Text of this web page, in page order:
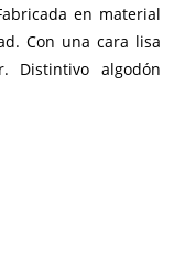
en material
Con una cara lisa
Distintivo algodón